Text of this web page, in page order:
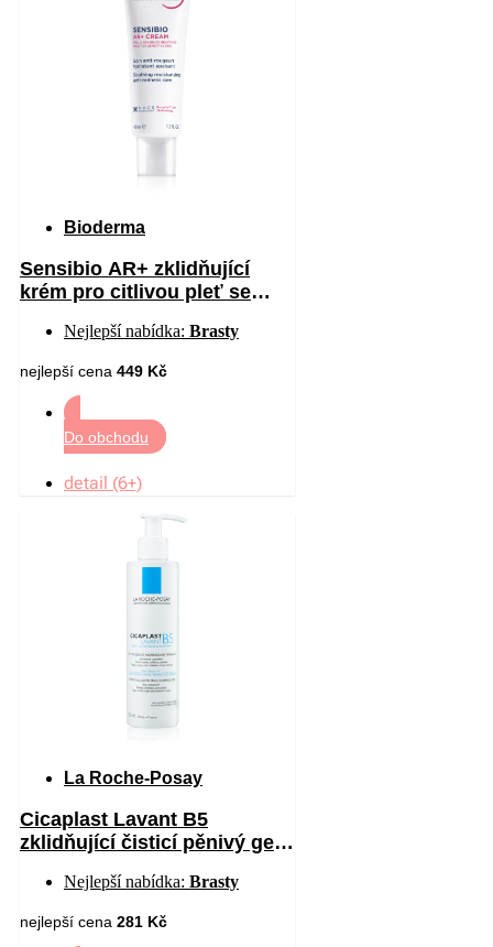
Bioderma
Sensibio AR+ zklidňující
krém pro citlivou pleť se
Nejlepší nabídka: Brasty
nejlepší cena 449 Kč
Do obchodu
detail (6+)
La Roche-Posay
Cicaplast Lavant B5
zklidňující čisticí pěnivý gel
Nejlepší nabídka: Brasty
nejlepší cena 281 Kč